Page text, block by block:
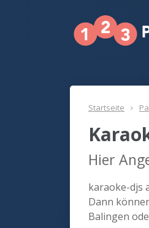
Startseite
Hier
karaoke-djs
Dann
Balingen